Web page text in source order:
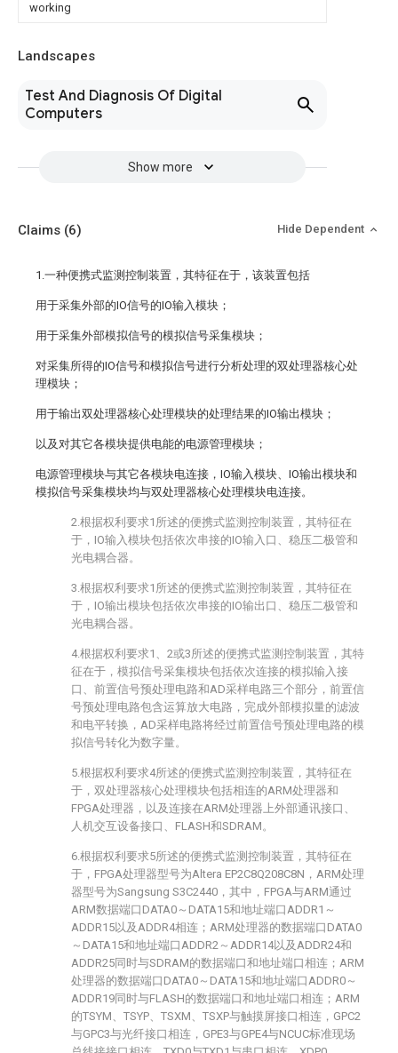
working
Landscapes
Test And Diagnosis Of Digital
Computers
Show more
Claims (6) Hide Dependent
1.一种便携式监测控制装置，其特征在于，该装置包括
用于采集外部的IO信号的IO输入模块；
用于采集外部模拟信号的模拟信号采集模块；
对采集所得的IO信号和模拟信号进行分析处理的双处理器核心处
理模块；
用于输出双处理器核心处理模块的处理结果的IO输出模块；
以及对其它各模块提供电能的电源管理模块；
电源管理模块与其它各模块电连接，IO输入模块、IO输出模块和
模拟信号采集模块均与双处理器核心处理模块电连接。
2.根据权利要求1所述的便携式监测控制装置，其特征在
于，IO输入模块包括依次串接的IO输入口、稳压二极管和
光电耦合器。
3.根据权利要求1所述的便携式监测控制装置，其特征在
于，IO输出模块包括依次串接的IO输出口、稳压二极管和
光电耦合器。
4.根据权利要求1、2或3所述的便携式监测控制装置，其特
征在于，模拟信号采集模块包括依次连接的模拟输入接
口、前置信号预处理电路和AD采样电路三个部分，前置信
号预处理电路包含运算放大电路，完成外部模拟量的滤波
和电平转换，AD采样电路将经过前置信号预处理电路的模
拟信号转化为数字量。
5.根据权利要求4所述的便携式监测控制装置，其特征在
于，双处理器核心处理模块包括相连的ARM处理器和
FPGA处理器，以及连接在ARM处理器上外部通讯接口、
人机交互设备接口、FLASH和SDRAM。
6.根据权利要求5所述的便携式监测控制装置，其特征在
于，FPGA处理器型号为Altera EP2C8Q208C8N，ARM处理
器型号为Sangsung S3C2440，其中，FPGA与ARM通过
ARM数据端口DATA0～DATA15和地址端口ADDR1～
ADDR15以及ADDR4相连；ARM处理器的数据端口DATA0
～DATA15和地址端口ADDR2～ADDR14以及ADDR24和
ADDR25同时与SDRAM的数据端口和地址端口相连；ARM
处理器的数据端口DATA0～DATA15和地址端口ADDR0～
ADDR19同时与FLASH的数据端口和地址端口相连；ARM
的TSYM、TSYP、TSXM、TSXP与触摸屏接口相连，GPC2
与GPC3与光纤接口相连，GPE3与GPE4与NCUC标准现场